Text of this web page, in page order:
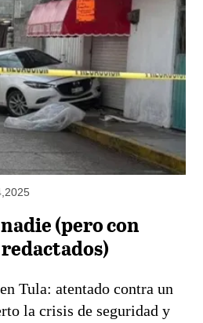
(pero con
Tula: atentado contra un
la crisis de seguridad y